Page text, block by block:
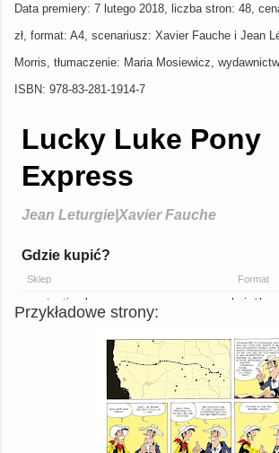
Data premiery: 7 lutego 2018, liczba stron: 48,
zł, format: A4, scenariusz: Xavier Fauche i Jean
Morris, tłumaczenie: Maria Mosiewicz,
ISBN: 978-83-281-1914-7
Przykładowe strony: